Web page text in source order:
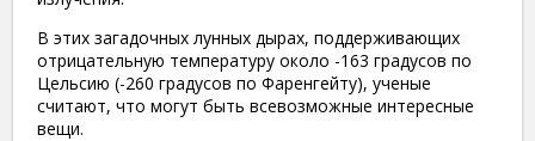
В этих загадочных лунных дырах, поддерживающих
отрицательную температуру около -163 градусов по
Цельсию (-260 градусов по Фаренгейту), ученые
считают, что могут быть всевозможные интересные
вещи.